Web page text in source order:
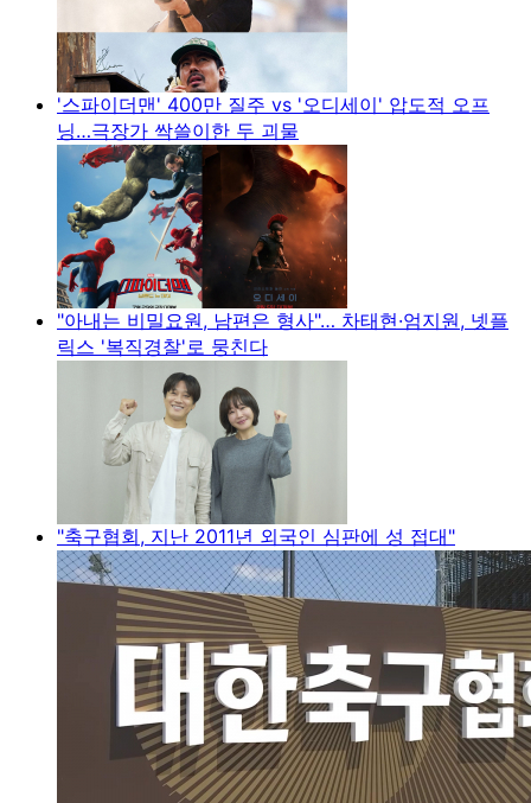
'스파이더맨' 400만 질주 vs '오디세이' 압도적 오프
닝…극장가 싹쓸이한 두 괴물
"아내는 비밀요원, 남편은 형사"… 차태현·엄지원, 넷플
릭스 '복직경찰'로 뭉친다
"축구협회, 지난 2011년 외국인 심판에 성 접대"